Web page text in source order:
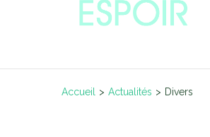
Accueil > Actualités > Divers